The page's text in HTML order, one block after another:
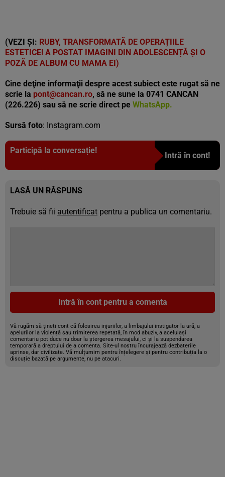
(VEZI ȘI: RUBY, TRANSFORMATĂ DE OPERAȚIILE
ESTETICE! A POSTAT IMAGINI DIN ADOLESCENȚĂ ȘI O
POZĂ DE ALBUM CU MAMA EI)
Cine deţine informaţii despre acest subiect este rugat să ne
scrie la pont@cancan.ro, să ne sune la 0741 CANCAN
(226.226) sau să ne scrie direct pe WhatsApp.
Sursă foto: Instagram.com
Participă la conversație!
Intră în cont!
LASĂ UN RĂSPUNS
Trebuie să fii autentificat pentru a publica un comentariu.
Intră în cont pentru a comenta
Vă rugăm să țineți cont că folosirea injuriilor, a limbajului instigator la ură, a
apelurilor la violență sau trimiterea repetată, în mod abuziv, a aceluiași
comentariu pot duce nu doar la ștergerea mesajului, ci și la suspendarea
temporară a dreptului de a comenta. Site-ul nostru încurajează dezbaterile
aprinse, dar civilizate. Vă mulțumim pentru înțelegere și pentru contribuția la o
discuție bazată pe argumente, nu pe atacuri.